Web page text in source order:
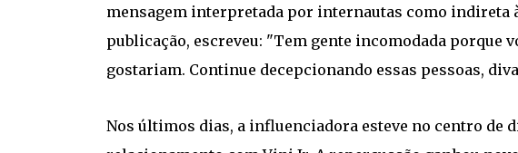
mensagem interpretada por internautas como indireta
publicação, escreveu: "Tem gente incomodada porque
gostariam. Continue decepcionando essas pessoas,
Nos últimos dias, a influenciadora esteve no centro de